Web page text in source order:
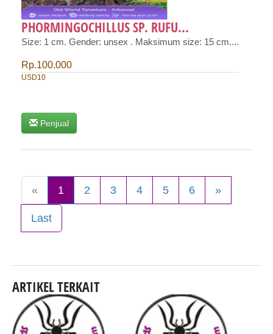
PHORMINGOCHILLUS SP. RUFU...
Size: 1 cm. Gender: unsex . Maksimum size: 15 cm....
Rp.100.000
USD10
Penjual
« 1 2 3 4 5 6 »
Last
ARTIKEL TERKAIT